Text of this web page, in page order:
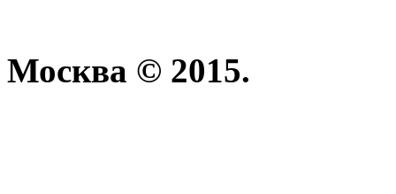
Москва © 2015.